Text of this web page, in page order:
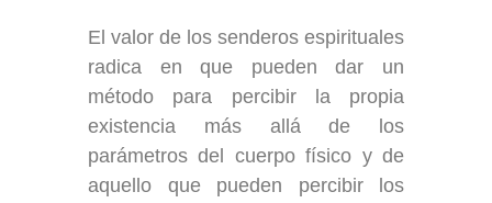
El valor de los senderos espirituales
radica en que pueden dar un
método para percibir la propia
existencia más allá de los
parámetros del cuerpo físico y de
aquello que pueden percibir los